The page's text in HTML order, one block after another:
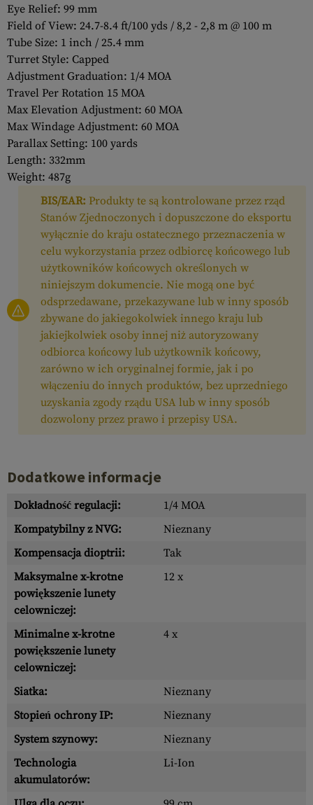
Eye Relief: 99 mm
Field of View: 24.7-8.4 ft/100 yds / 8,2 - 2,8 m @ 100 m
Tube Size: 1 inch / 25.4 mm
Turret Style: Capped
Adjustment Graduation: 1/4 MOA
Travel Per Rotation 15 MOA
Max Elevation Adjustment: 60 MOA
Max Windage Adjustment: 60 MOA
Parallax Setting: 100 yards
Length: 332mm
Weight: 487g
BIS/EAR: Produkty te są kontrolowane przez rząd
Stanów Zjednoczonych i dopuszczone do eksportu
wyłącznie do kraju ostatecznego przeznaczenia w
celu wykorzystania przez odbiorcę końcowego lub
użytkowników końcowych określonych w
niniejszym dokumencie. Nie mogą one być
odsprzedawane, przekazywane lub w inny sposób
zbywane do jakiegokolwiek innego kraju lub
jakiejkolwiek osoby innej niż autoryzowany
odbiorca końcowy lub użytkownik końcowy,
zarówno w ich oryginalnej formie, jak i po
włączeniu do innych produktów, bez uprzedniego
uzyskania zgody rządu USA lub w inny sposób
dozwolony przez prawo i przepisy USA.
Dodatkowe informacje
Dokładność regulacji:
1/4 MOA
Kompatybilny z NVG:
Nieznany
Kompensacja dioptrii:
Tak
Maksymalne x-krotne
powiększenie lunety
celowniczej:
12 x
Minimalne x-krotne
powiększenie lunety
celowniczej:
4 x
Siatka:
Nieznany
Stopień ochrony IP:
Nieznany
System szynowy:
Nieznany
Technologia
akumulatorów:
Li-Ion